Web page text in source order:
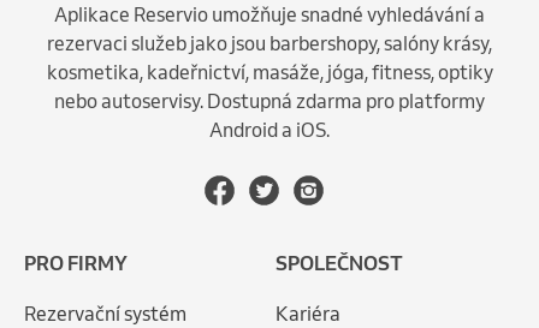
Aplikace Reservio umožňuje snadné vyhledávání a
rezervaci služeb jako jsou barbershopy, salóny krásy,
kosmetika, kadeřnictví, masáže, jóga, fitness, optiky
nebo autoservisy. Dostupná zdarma pro platformy
Android a iOS.
PRO FIRMY
Rezervační systém
SPOLEČNOST
Kariéra